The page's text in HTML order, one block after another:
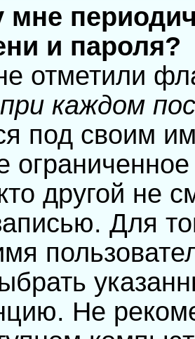
мне
и пароля?
отметили
каждом
под своим
другой не
Для
Не